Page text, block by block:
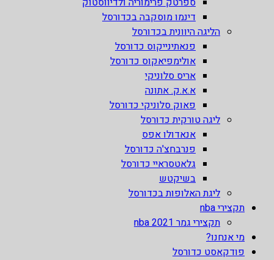
דינמו מוסקבה בכדורסל
הליגה היוונית בכדורסל
פנאתינייקוס כדורסל
אולימפיאקוס כדורסל
אריס סלוניקי
א.א.ק. אתונה
פאוק סלוניקי כדורסל
ליגה טורקית כדורסל
אנאדולו אפס
פנרבחצ'ה כדורסל
גלאטסראיי כדורסל
בשיקטש
ליגת האלופות בכדורסל
תקצירי nba
תקצירי גמר nba 2021
מי אנחנו?
פודקאסט כדורסל